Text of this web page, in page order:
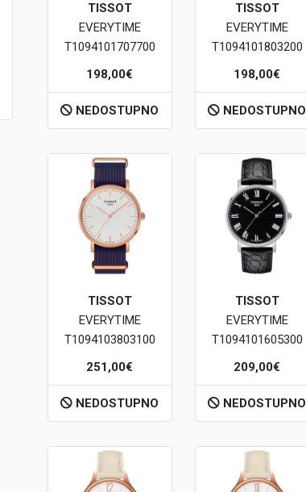
TISSOT
EVERYTIME
T1094101707700
198,00€
NEDOSTUPNO
TISSOT
EVERYTIME
T1094101803200
198,00€
NEDOSTUPNO
TISSOT
EVERYTIME
T1094103803100
251,00€
NEDOSTUPNO
TISSOT
EVERYTIME
T1094101605300
209,00€
NEDOSTUPNO